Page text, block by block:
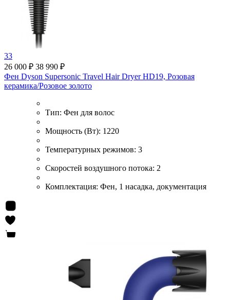
33
26 000 ₽ 38 990 ₽
Фен Dyson Supersonic Travel Hair Dryer HD19, Розовая
керамика/Розовое золото
Тип: Фен для волос
Мощность (Вт): 1220
Температурных режимов: 3
Скоростей воздушного потока: 2
Комплектация: Фен, 1 насадка, документация